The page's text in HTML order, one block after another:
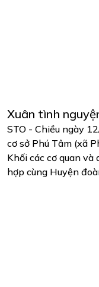
Xuân tình
STO - Chiều ngày
cơ sở Phú Tâm (xã
Khối các cơ quan
hợp cùng Huyện